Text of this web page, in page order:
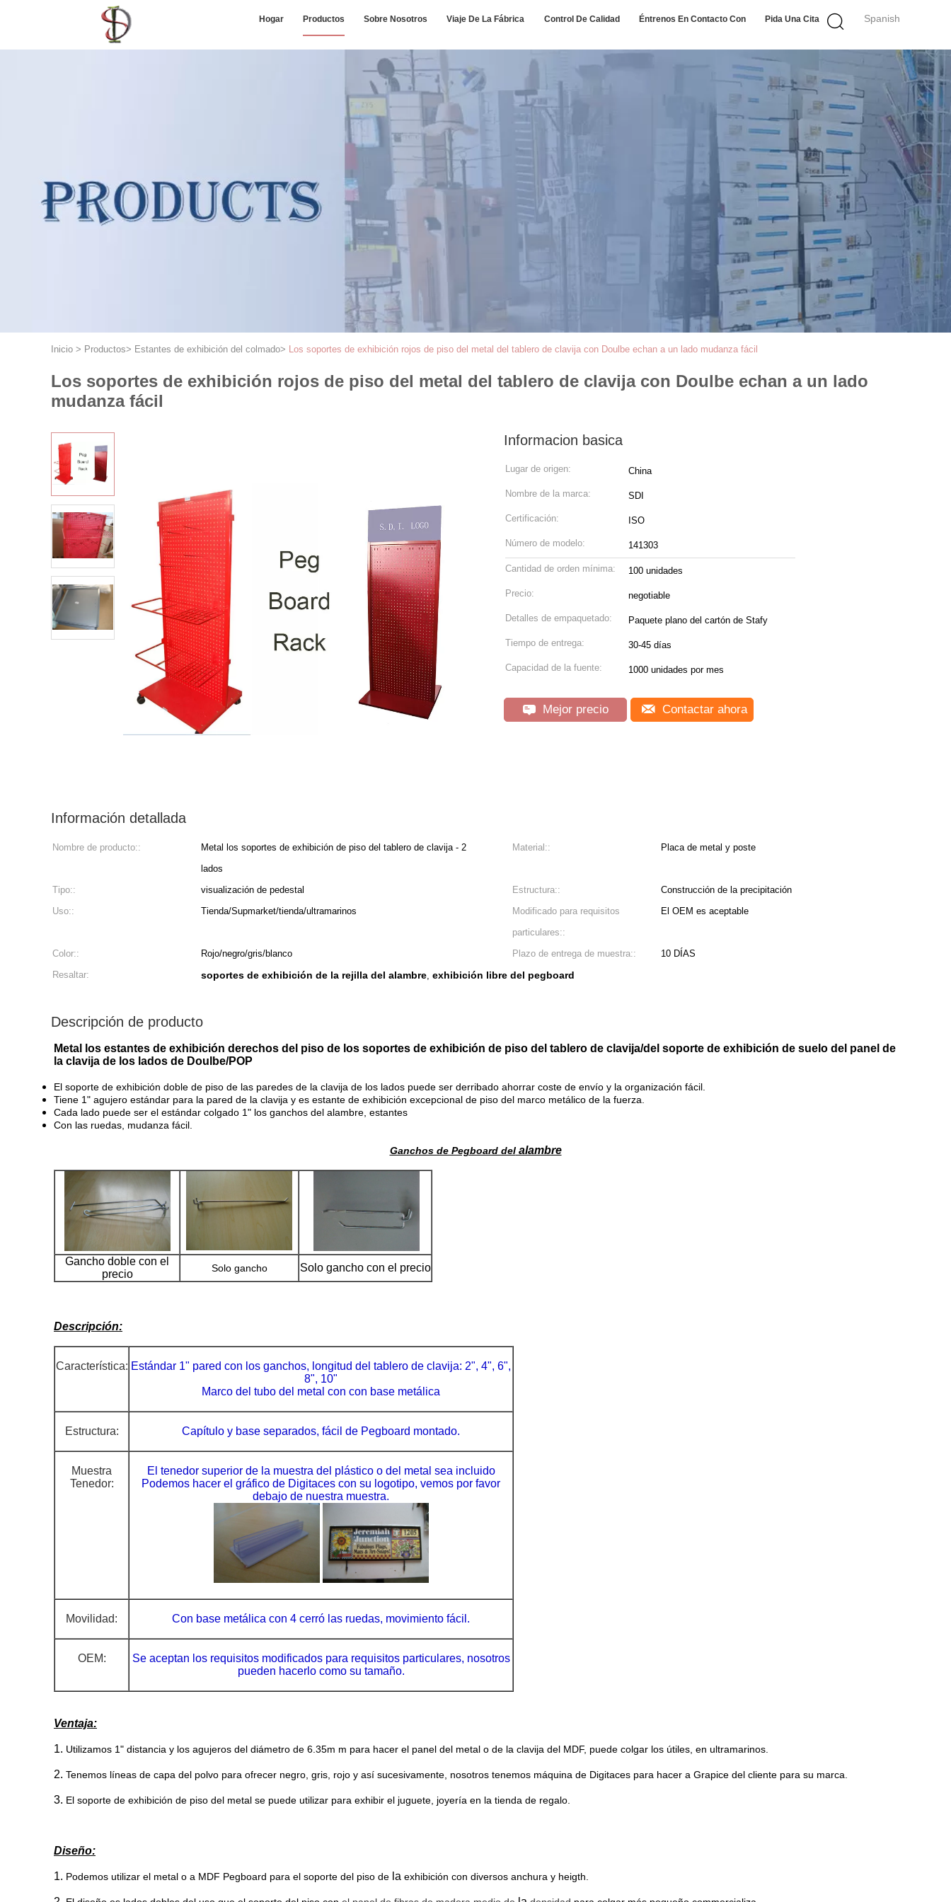
Spanish
Hogar Productos Sobre Nosotros Viaje De La Fábrica Control De Calidad Éntrenos En Contacto Con Pida Una Cita
Inicio > Productos> Estantes de exhibición del colmado> Los soportes de exhibición rojos de piso del metal del tablero de clavija con Doulbe echan a un lado mudanza fácil
Los soportes de exhibición rojos de piso del metal del tablero de clavija con Doulbe echan a un lado
mudanza fácil
Informacion basica
Lugar de origen: China
Nombre de la marca: SDI
Certificación: ISO
Número de modelo: 141303
Cantidad de orden mínima: 100 unidades
Precio: negotiable
Detalles de empaquetado: Paquete plano del cartón de Stafy
Tiempo de entrega: 30-45 días
Capacidad de la fuente: 1000 unidades por mes
Mejor precio Contactar ahora
Información detallada
Nombre de producto::
Metal los soportes de exhibición de piso del tablero de clavija - 2
lados
Material:: Placa de metal y poste
Tipo:: visualización de pedestal Estructura::
Construcción de la precipitación
Uso::
Tienda/Supmarket/tienda/ultramarinos
Modificado para requisitos
particulares::
El OEM es aceptable
Color:: Rojo/negro/gris/blanco Plazo de entrega de muestra::
10 DÍAS
Resaltar:
soportes de exhibición de la rejilla del alambre, exhibición libre del pegboard
Descripción de producto
Metal los estantes de exhibición derechos del piso de los soportes de exhibición de piso del tablero de clavija/del soporte de exhibición de suelo del panel de
la clavija de los lados de Doulbe/POP
El soporte de exhibición doble de piso de las paredes de la clavija de los lados puede ser derribado ahorrar coste de envío y la organización fácil.
Tiene 1" agujero estándar para la pared de la clavija y es estante de exhibición excepcional de piso del marco metálico de la fuerza.
Cada lado puede ser el estándar colgado 1" los ganchos del alambre, estantes
Con las ruedas, mudanza fácil.
Ganchos de Pegboard delalambre
Gancho doble con el
precio
Solo gancho Solo gancho con el precio
Descripción:
Característica: Estándar 1" pared con los ganchos, longitud del tablero de clavija: 2", 4", 6",
8", 10"
Marco del tubo del metal con con base metálica
Estructura: Capítulo y base separados, fácil de Pegboard montado.
Muestra
Tenedor:
El tenedor superior de la muestra del plástico o del metal sea incluido
Podemos hacer el gráfico de Digitaces con su logotipo, vemos por favor
debajo de nuestra muestra.
Movilidad: Con base metálica con 4 cerró las ruedas, movimiento fácil.
OEM:
Se aceptan los requisitos modificados para requisitos particulares, nosotros
pueden hacerlo como su tamaño.
Ventaja:
1. Utilizamos 1" distancia y los agujeros del diámetro de 6.35m m para hacer el panel del metal o de la clavija del MDF, puede colgar los útiles, en ultramarinos.
2. Tenemos líneas de capa del polvo para ofrecer negro, gris, rojo y así sucesivamente, nosotros tenemos máquina de Digitaces para hacer a Grapice del cliente para su marca.
3. El soporte de exhibición de piso del metal se puede utilizar para exhibir el juguete, joyería en la tienda de regalo.
Diseño:
1. Podemos utilizar el metal o a MDF Pegboard para el soporte del piso de la exhibición con diversos anchura y heigth.